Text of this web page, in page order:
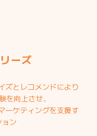
ーズ
ズとレコメンドにより
を向上させ、
ーケティングを支援す
ン